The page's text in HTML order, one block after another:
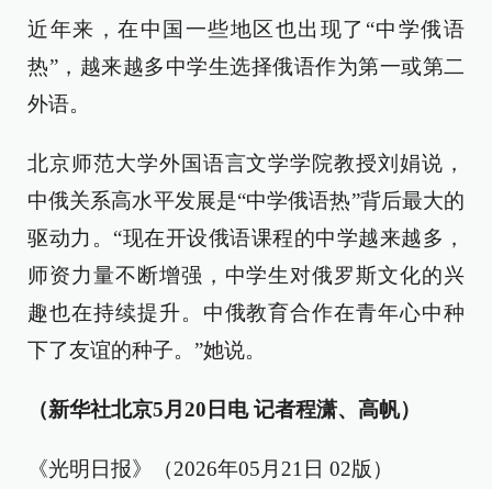
近年来，在中国一些地区也出现了“中学俄语
热”，越来越多中学生选择俄语作为第一或第二
外语。
北京师范大学外国语言文学学院教授刘娟说，
中俄关系高水平发展是“中学俄语热”背后最大的
驱动力。“现在开设俄语课程的中学越来越多，
师资力量不断增强，中学生对俄罗斯文化的兴
趣也在持续提升。中俄教育合作在青年心中种
下了友谊的种子。”她说。
（新华社北京5月20日电 记者程潇、高帆）
《光明日报》（2026年05月21日 02版）